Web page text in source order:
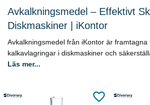
Avkalkningsmedel – Effektivt
Diskmaskiner | iKontor
Avkalkningsmedel från iKontor är framtagna
kalkavlagringar i diskmaskiner och
Läs mer...